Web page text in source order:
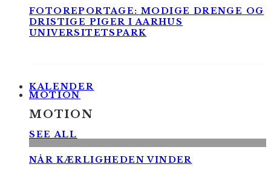
FOTOREPORTAGE: MODIGE DRENGE OG
DRISTIGE PIGER I AARHUS
UNIVERSITETSPARK
KALENDER
MOTION
MOTION
SEE ALL
NÅR KÆRLIGHEDEN VINDER